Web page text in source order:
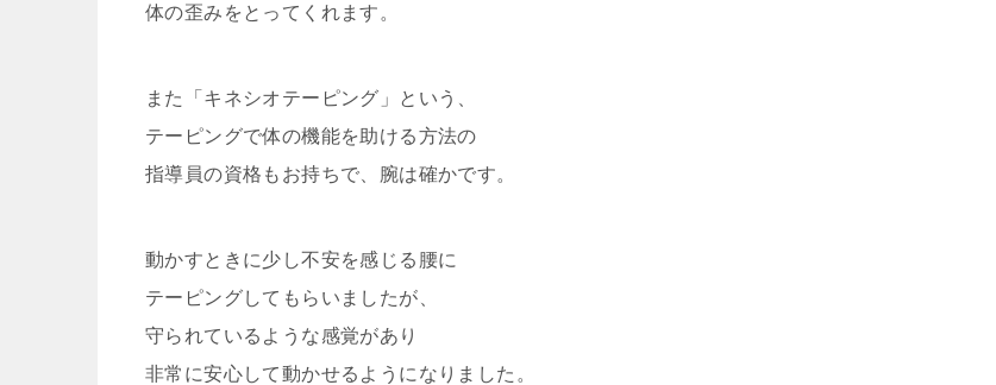
体の歪みをとってくれます。
また「キネシオテーピング」という、
テーピングで体の機能を助ける方法の
指導員の資格もお持ちで、腕は確かです。
動かすときに少し不安を感じる腰に
テーピングしてもらいましたが、
守られているような感覚があり
非常に安心して動かせるようになりました。